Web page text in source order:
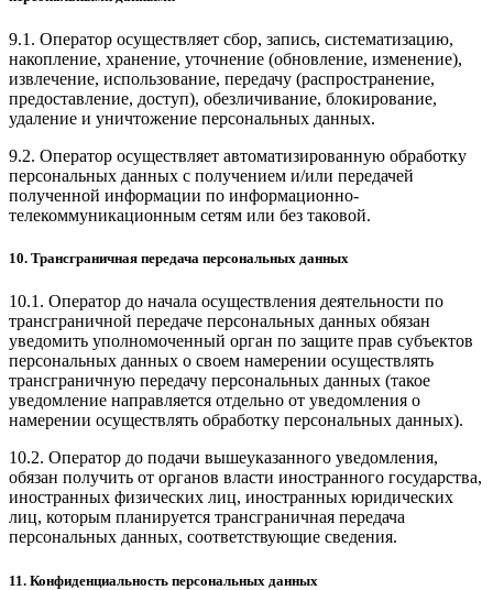
9.1. Оператор осуществляет сбор, запись, систематизацию,
накопление, хранение, уточнение (обновление, изменение),
извлечение, использование, передачу (распространение,
предоставление, доступ), обезличивание, блокирование,
удаление и уничтожение персональных данных.
9.2. Оператор осуществляет автоматизированную обработку
персональных данных с получением и/или передачей
полученной информации по информационно-
телекоммуникационным сетям или без таковой.
10. Трансграничная передача персональных данных
10.1. Оператор до начала осуществления деятельности по
трансграничной передаче персональных данных обязан
уведомить уполномоченный орган по защите прав субъектов
персональных данных о своем намерении осуществлять
трансграничную передачу персональных данных (такое
уведомление направляется отдельно от уведомления о
намерении осуществлять обработку персональных данных).
10.2. Оператор до подачи вышеуказанного уведомления,
обязан получить от органов власти иностранного государства,
иностранных физических лиц, иностранных юридических
лиц, которым планируется трансграничная передача
персональных данных, соответствующие сведения.
11. Конфиденциальность персональных данных